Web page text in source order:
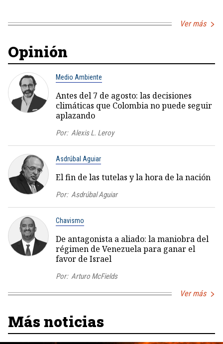
Ver más
Opinión
Medio Ambiente
Antes del 7 de agosto: las decisiones
climáticas que Colombia no puede seguir
aplazando
Por: Alexis L. Leroy
Asdrúbal Aguiar
El fin de las tutelas y la hora de la nación
Por: Asdrúbal Aguiar
Chavismo
De antagonista a aliado: la maniobra del
régimen de Venezuela para ganar el
favor de Israel
Por: Arturo McFields
Ver más
Más noticias